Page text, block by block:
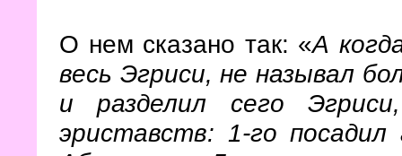
О нем сказано так: «А
весь Эгриси, не называл
и разделил сего
эриставств: 1-го